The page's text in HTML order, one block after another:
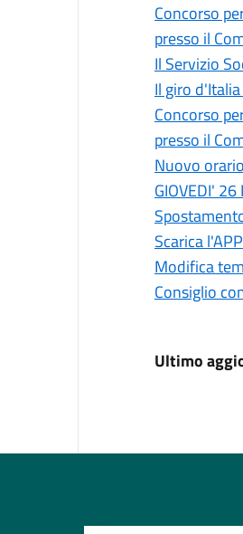
Concorso
presso il
Il Servizio
Il giro
Concorso
presso il
Nuovo
GIOVEDI'
Scarica
Modifica
Consiglio
Ultimo